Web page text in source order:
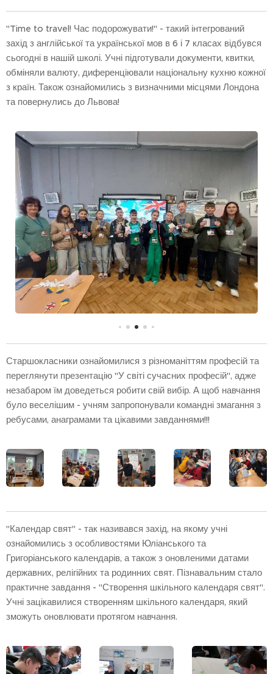
"Time to travel! Час подорожувати!" - такий інтегрований
захід з англійської та української мов в 6 і 7 класах відбувся
сьогодні в нашій школі. Учні підготували документи, квитки,
обміняли валюту, диференціювали національну кухню кожної
з країн. Також ознайомились з визначними місцями Лондона
та повернулись до Львова!
Старшокласники ознайомилися з різноманіттям професій та
переглянути презентацію "У світі сучасних професій", адже
незабаром їм доведеться робити свій вибір. А щоб навчання
було веселішим - учням запропонували командні змагання з
ребусами, анаграмами та цікавими завданнями!!!
"Календар свят" - так називався захід, на якому учні
ознайомились з особливостями Юліанського та
Григоріанського календарів, а також з оновленими датами
державних, релігійних та родинних свят. Пізнавальним стало
практичне завдання - "Створення шкільного календаря свят".
Учні зацікавилися створенням шкільного календаря, який
зможуть оновлювати протягом навчання.